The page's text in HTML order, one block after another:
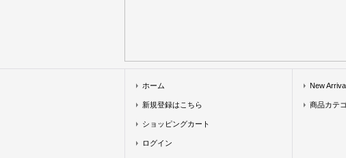
ホーム
新規登録はこちら
ショッピングカート
ログイン
New
商品カテ